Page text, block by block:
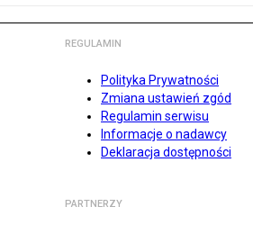
REGULAMIN
Polityka Prywatności
Zmiana ustawień zgód
Regulamin serwisu
Informacje o nadawcy
Deklaracja dostępności
PARTNERZY